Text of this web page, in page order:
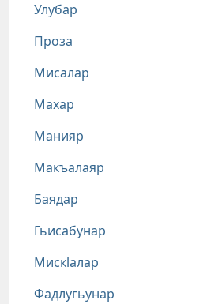
Улубар
Проза
Мисалар
Махар
Манияр
Макъалаяр
Баядар
Гьисабунар
Мискlалар
Фадлугьунар